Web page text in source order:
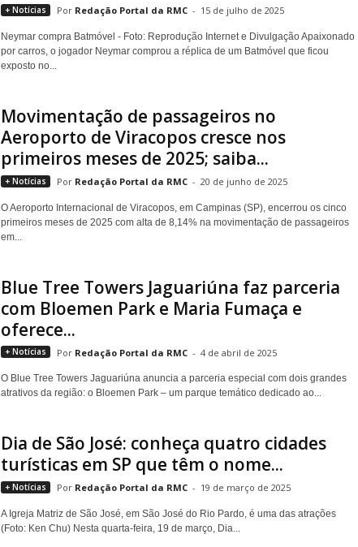
+ Notícias Redação Portal da RMC - 15 de julho de 2025
Neymar compra Batmóvel - Foto: Reprodução Internet e Divulgação Apaixonado
por carros, o jogador Neymar comprou a réplica de um Batmóvel que ficou
exposto no...
Movimentação de passageiros no
Aeroporto de Viracopos cresce nos
primeiros meses de 2025; saiba...
+ Notícias Redação Portal da RMC - 20 de junho de 2025
O Aeroporto Internacional de Viracopos, em Campinas (SP), encerrou os cinco
primeiros meses de 2025 com alta de 8,14% na movimentação de passageiros
em...
Blue Tree Towers Jaguariúna faz parceria
com Bloemen Park e Maria Fumaça e
oferece...
+ Notícias Redação Portal da RMC - 4 de abril de 2025
O Blue Tree Towers Jaguariúna anuncia a parceria especial com dois grandes
atrativos da região: o Bloemen Park – um parque temático dedicado ao...
Dia de São José: conheça quatro cidades
turísticas em SP que têm o nome...
+ Notícias Redação Portal da RMC - 19 de março de 2025
A Igreja Matriz de São José, em São José do Rio Pardo, é uma das atrações
(Foto: Ken Chu) Nesta quarta-feira, 19 de março, Dia...